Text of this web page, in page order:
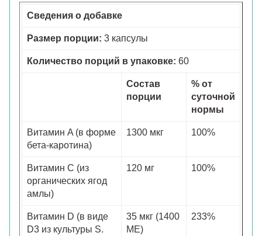
Сведения о добавке
Размер порции: 3 капсулы
Количество порций в упаковке: 60
Состав
порции
% от
суточной
нормы
Витамин A (в форме
бета-каротина)
1300 мкг 100%
Витамин C (из
органических ягод
амлы)
120 мг 100%
Витамин D (в виде
D3 из культуры S.
35 мкг (1400
МЕ)
233%